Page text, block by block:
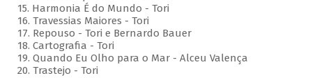
15. Harmonia É do Mundo - Tori
16. Travessias Maiores - Tori
17. Repouso - Tori e Bernardo Bauer
⁠18. Cartografia - Tori
19. Quando Eu Olho para o Mar - Alceu Valença
20. Trastejo - Tori